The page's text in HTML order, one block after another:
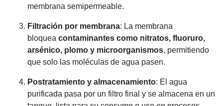
membrana semipermeable.
Filtración por membrana: La membrana
bloquea contaminantes como nitratos, fluoruro,
arsénico, plomo y microorganismos, permitiendo
que solo las moléculas de agua pasen.
Postratamiento y almacenamiento: El agua
purificada pasa por un filtro final y se almacena en un